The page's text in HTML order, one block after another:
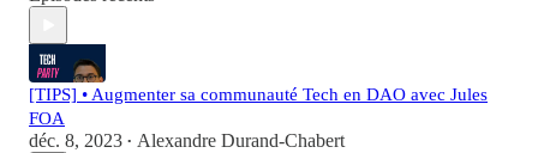
[TIPS] • Augmenter sa communauté Tech en DAO avec Jules
FOA
déc. 8, 2023 • Alexandre Durand-Chabert